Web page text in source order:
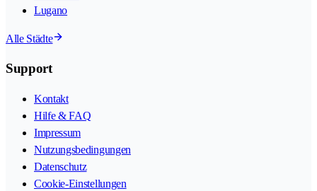
Lugano
Alle Städte
Support
Kontakt
Hilfe & FAQ
Impressum
Nutzungsbedingungen
Datenschutz
Cookie-Einstellungen